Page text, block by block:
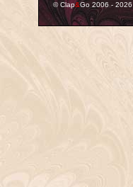
© Clap&Go 2006 - 2026